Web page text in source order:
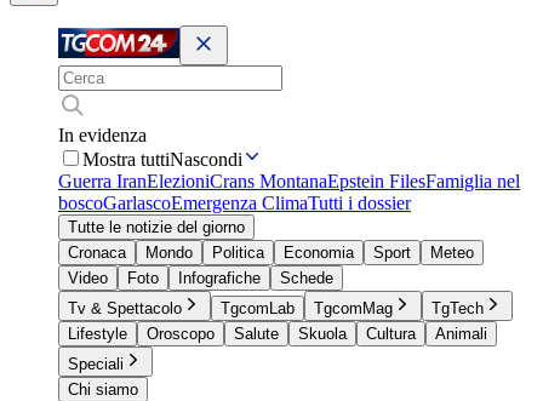
In evidenza
Mostra tuttiNascondi
Guerra IranElezioniCrans MontanaEpstein FilesFamiglia nel
boscoGarlascoEmergenza ClimaTutti i dossier
Tutte le notizie del giorno
Cronaca
Mondo Politica Economia Sport
Meteo
Video
Foto Infografiche
Schede
Tv & Spettacolo
TgcomLab TgcomMag
TgTech
Lifestyle
Oroscopo Salute Skuola Cultura
Animali
Speciali
Chi siamo